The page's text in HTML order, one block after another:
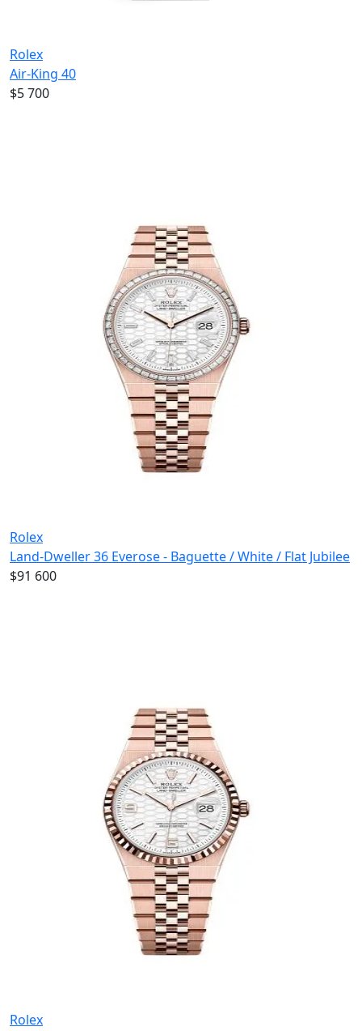
Rolex
Air-King 40
$5 700
Rolex
Land-Dweller 36 Everose - Baguette / White / Flat Jubilee
$91 600
Rolex